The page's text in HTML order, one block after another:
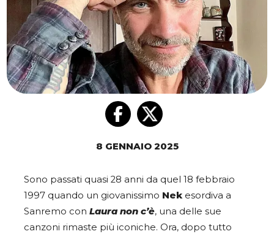
8 GENNAIO 2025
Sono passati quasi 28 anni da quel 18 febbraio
1997 quando un giovanissimo Nekesordiva a
Sanremo con Laura non c’è, una delle sue
canzoni rimaste più iconiche. Ora, dopo tutto